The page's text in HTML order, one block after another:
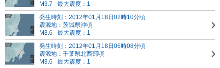
M3.7
最大震度：1
発生時刻：2012年01月18日02時10分頃
震源地：茨城県沖頃
M3.6
最大震度：1
発生時刻：2012年01月18日06時08分頃
震源地：千葉県北西部頃
M3.6
最大震度：1